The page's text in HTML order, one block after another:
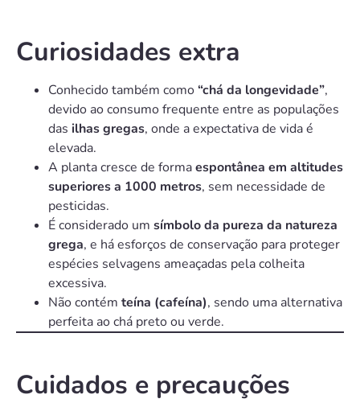
Curiosidades extra
Conhecido também como“chá da longevidade”,
devido ao consumo frequente entre as populações
das ilhas gregas, onde a expectativa de vida é
elevada.
A planta cresce de formaespontânea em altitudes
superiores a 1000 metros, sem necessidade de
pesticidas.
É considerado um símbolo da pureza da natureza
grega, e há esforços de conservação para proteger
espécies selvagens ameaçadas pela colheita
excessiva.
Não contém teína (cafeína), sendo uma alternativa
perfeita ao chá preto ou verde.
Cuidados e precauções